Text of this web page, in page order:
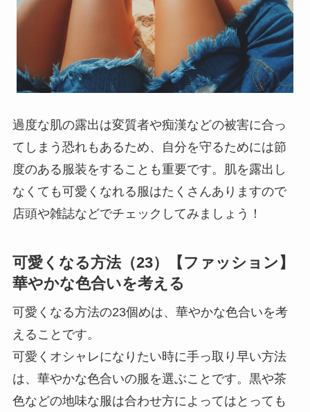
過度な肌の露出は変質者や痴漢などの被害に合っ
てしまう恐れもあるため、自分を守るためには節
度のある服装をすることも重要です。肌を露出し
なくても可愛くなれる服はたくさんありますので
店頭や雑誌などでチェックしてみましょう！
可愛くなる方法（23）【ファッション】
華やかな色合いを考える
可愛くなる方法の23個めは、華やかな色合いを考
えることです。
可愛くオシャレになりたい時に手っ取り早い方法
は、華やかな色合いの服を選ぶことです。黒や茶
色などの地味な服は合わせ方によってはとっても